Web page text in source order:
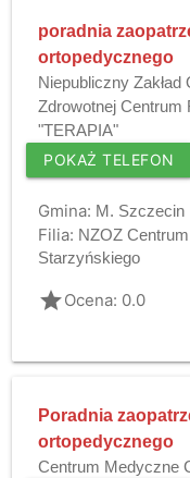
poradnia
ortopedycznego
Niepubliczny Zakład
Zdrowotnej Centrum
"TERAPIA"
POKAŻ TELEFON
Gmina: M. Szczecin
Filia: NZOZ
Starzyńskiego
gradeOcena: 0.0
Poradnia
ortopedycznego
Centrum Medyczne